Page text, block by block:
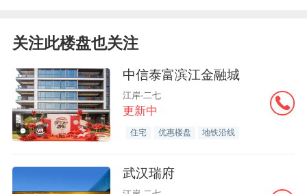
关注此楼盘也关注
中信泰富滨江金融城
江岸-二七
更新中
住宅 优惠楼盘 地铁沿线
武汉瑞府